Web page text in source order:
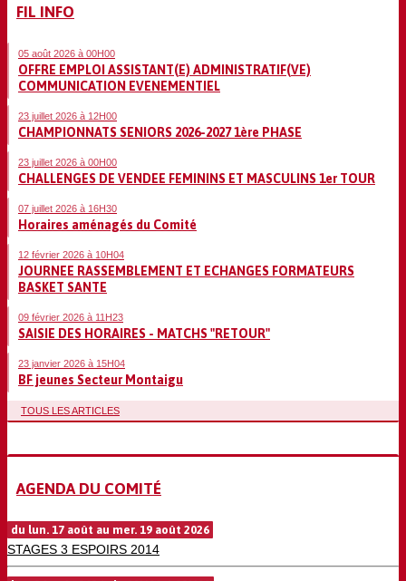
FIL INFO
05 août 2026 à 00H00
OFFRE EMPLOI ASSISTANT(E) ADMINISTRATIF(VE)
COMMUNICATION EVENEMENTIEL
23 juillet 2026 à 12H00
CHAMPIONNATS SENIORS 2026-2027 1ère PHASE
23 juillet 2026 à 00H00
CHALLENGES DE VENDEE FEMININS ET MASCULINS 1er TOUR
07 juillet 2026 à 16H30
Horaires aménagés du Comité
12 février 2026 à 10H04
JOURNEE RASSEMBLEMENT ET ECHANGES FORMATEURS
BASKET SANTE
09 février 2026 à 11H23
SAISIE DES HORAIRES - MATCHS "RETOUR"
23 janvier 2026 à 15H04
BF jeunes Secteur Montaigu
TOUS LES ARTICLES
AGENDA DU COMITÉ
du lun. 17 août au mer. 19 août 2026
STAGES 3 ESPOIRS 2014